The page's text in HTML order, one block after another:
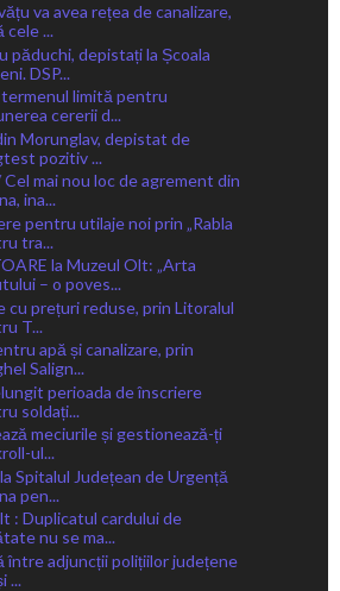
va avea rețea de canalizare,
cele ...
păduchi, depistați la Școala
DSP...
termenul limită pentru
cererii d...
Morunglav, depistat de
pozitiv ...
mai nou loc de agrement din
ina...
pentru utilaje noi prin „Rabla
tra...
la Muzeul Olt: „Arta
– o poves...
cu prețuri reduse, prin Litoralul
T...
apă și canalizare, prin
Salign...
perioada de înscriere
soldați...
meciurile și gestionează-ți
ul...
Spitalul Județean de Urgență
pen...
: Duplicatul cardului de
nu se ma...
între adjuncții polițiilor județene
...